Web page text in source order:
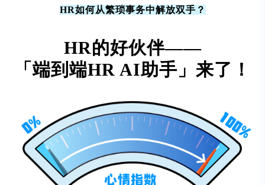
HR如何从繁琐事务中解放双手？
HR的好伙伴——
「端到端HR AI助手」来了！